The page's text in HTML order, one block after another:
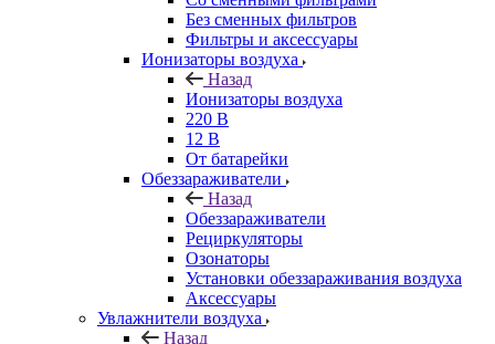
Без сменных фильтров
Фильтры и аксессуары
Ионизаторы воздуха
Назад
Ионизаторы воздуха
220 В
12 В
От батарейки
Обеззараживатели
Назад
Обеззараживатели
Рециркуляторы
Озонаторы
Установки обеззараживания воздуха
Аксессуары
Увлажнители воздуха
Назад